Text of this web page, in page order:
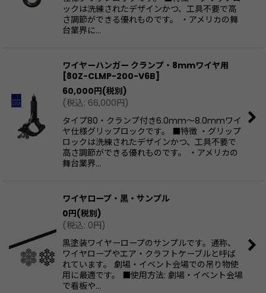
ックは洗練されたデザインかつ、工具不要で高
さ調節ができる優れものです。 ・アメリカの舞
台業界に…
ワイヤーハンガー クランプ・8mmワイヤ用
[80Z-CLMP-200-V6B]
60,000円(税別)
(税込: 66,000円)
タイプ80・クランプ付き6.0mm〜8.0mmワイ
ヤ仕様グリップロックです。 ■特徴 ・グリップ
ロックは洗練されたデザインかつ、工具不要で
高さ調節ができる優れものです。 ・アメリカの
舞台業界…
ワイヤロープ・黒・サンプル
0円(税別)
(税込: 0円)
黒塗装ワイヤーロープのサンプルです。通称、
ワイヤロープやエア・クラフトケーブルと呼ば
れています。 劇場・イベント会場での吊り物使
用に最適です。 ■使用方法: 劇場・イベント会場
で看板や…